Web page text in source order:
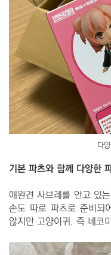
다
기본 파츠와 함께 다양한
애완견 사브레를 안고 있
손도 따로 파츠로 준비되
않지만 고양이귀. 즉 네코